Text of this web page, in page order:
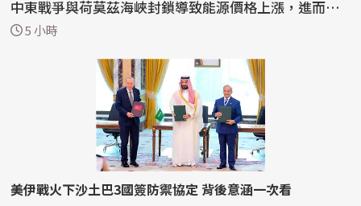
中東戰爭與荷莫茲海峽封鎖導致能源價格上漲，進而推
升通膨...
5 小時
美伊戰火下沙土巴3國簽防禦協定 背後意涵一次看